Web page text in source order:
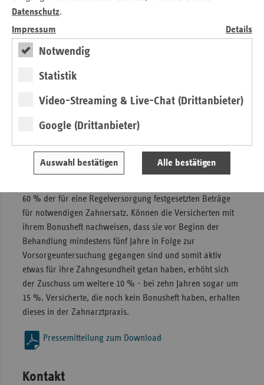
Datenschutz.
Impressum
Details
Notwendig
Statistik
Video-Streaming & Live-Chat (Drittanbieter)
Google (Drittanbieter)
Auswahl bestätigen Alle bestätigen
ist 60 Jahre und älter und wird in den nächsten Jahren in
den Ruhestand gehen. Damit Sachsen für eine Vielzahl von
Zahnärzten attraktiv ist und bleibt, wird die
Kassenzahnärztliche Vereinigung (KZV) Sachsen ab 2023
Ersatzkassen finanziell beteiligen. Mit diesen Mitteln ist
geplant, Neuzulassungen zu fördern und die
Zahnersatz
60 % der für eine Regelversorgung festgesetzten Beträge
für notwendigen Zahnersatz. Können die Versicherten mit
ihrem Bonusheft nachweisen, dass sie vor Beginn der
Behandlung mindestens fünf Jahre in Folge zur
Vorsorgeuntersuchung gegangen sind und somit aktiv
etwas für ihre Zahngesundheit getan haben, erhöht sich
der Zuschuss um weitere 10 % - bei zehn Jahren sogar um
15 %. Versicherte, die noch kein Bonusheft haben, erhalten
dieses in der Zahnarztpraxis.
Pressemitteilung zum Download
Kontakt